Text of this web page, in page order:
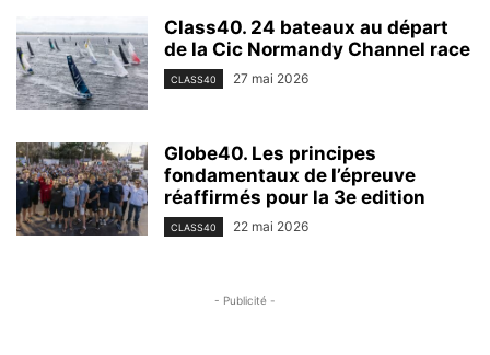
Class40. 24 bateaux au départ
de la Cic Normandy Channel race
CLASS40 27 mai 2026
Globe40. Les principes
fondamentaux de l’épreuve
réaffirmés pour la 3e edition
CLASS40 22 mai 2026
- Publicité -